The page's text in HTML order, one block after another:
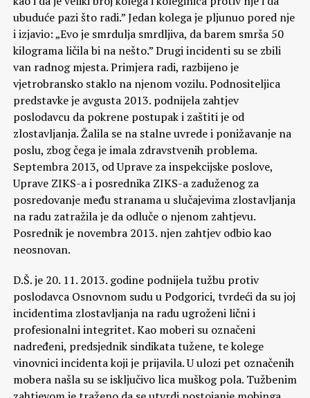
ubuduće pazi što radi.” Jedan kolega je pljunuo pored nje
i izjavio: „Evo je smrdulja smrdljiva, da barem smrša 50
kilograma ličila bi na nešto.” Drugi incidenti su se zbili
van radnog mjesta. Primjera radi, razbijeno je
vjetrobransko staklo na njenom vozilu. Podnositeljica
predstavke je avgusta 2013. podnijela zahtjev
poslodavcu da pokrene postupak i zaštiti je od
zlostavljanja. Žalila se na stalne uvrede i ponižavanje na
poslu, zbog čega je imala zdravstvenih problema.
Septembra 2013, od Uprave za inspekcijske poslove,
Uprave ZIKS-a i posrednika ZIKS-a zaduženog za
posredovanje među stranama u slučajevima zlostavljanja
na radu zatražila je da odluče o njenom zahtjevu.
Posrednik je novembra 2013. njen zahtjev odbio kao
neosnovan.
D.Š. je 20. 11. 2013. godine podnijela tužbu protiv
poslodavca Osnovnom sudu u Podgorici, tvrdeći da su joj
incidentima zlostavljanja na radu ugroženi lični i
profesionalni integritet. Kao moberi su označeni
nadređeni, predsjednik sindikata tužene, te kolege
vinovnici incidenta koji je prijavila. U ulozi pet označenih
mobera našla su se isključivo lica muškog pola. Tužbenim